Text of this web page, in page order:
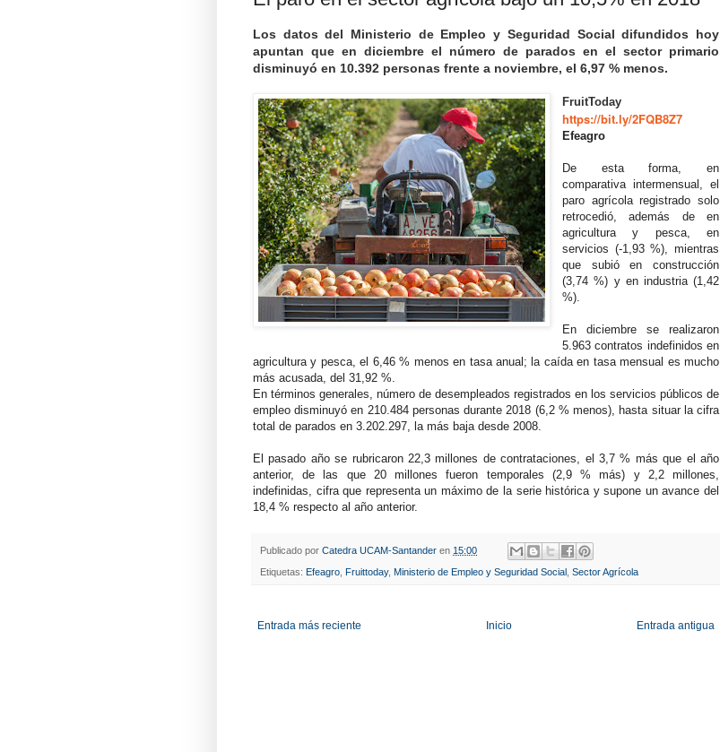
Los datos del Ministerio de Empleo y Seguridad Social difundidos hoy
apuntan que en diciembre el número de parados en el sector primario
disminuyó en 10.392 personas frente a noviembre, el 6,97 % menos.
FruitToday
https://bit.ly/2FQB8Z7
Efeagro
De esta forma, en
comparativa intermensual, el
paro agrícola registrado solo
retrocedió, además de en
agricultura y pesca, en
servicios (-1,93 %), mientras
que subió en construcción
(3,74 %) y en industria (1,42
%).
En diciembre se realizaron
5.963 contratos indefinidos en
agricultura y pesca, el 6,46 % menos en tasa anual; la caída en tasa mensual es mucho
más acusada, del 31,92 %.
En términos generales, número de desempleados registrados en los servicios públicos de
empleo disminuyó en 210.484 personas durante 2018 (6,2 % menos), hasta situar la cifra
total de parados en 3.202.297, la más baja desde 2008.
El pasado año se rubricaron 22,3 millones de contrataciones, el 3,7 % más que el año
anterior, de las que 20 millones fueron temporales (2,9 % más) y 2,2 millones,
indefinidas, cifra que representa un máximo de la serie histórica y supone un avance del
18,4 % respecto al año anterior.
Publicado por Catedra UCAM-Santander en 15:00
Etiquetas: Efeagro Fruittoday, Ministerio de Empleo y Seguridad Social Sector Agrícola
Entrada más reciente Entrada antigua
Inicio